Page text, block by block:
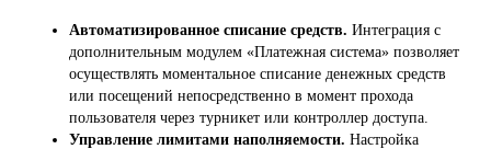
Автоматизированное списание средств. Интеграция с
дополнительным модулем «Платежная система» позволяет
осуществлять моментальное списание денежных средств
или посещений непосредственно в момент прохода
пользователя через турникет или контроллер доступа.
Управление лимитами наполняемости. Настройка